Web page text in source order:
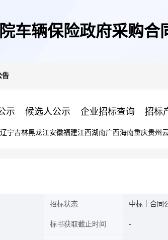
车辆保险政府采购合
告
示 候选人公示 企业招标查询 招标
辽宁吉林黑龙江安徽福建江西湖南广西海南重庆贵州
招标状态 中标｜合同
标书获取截止时间